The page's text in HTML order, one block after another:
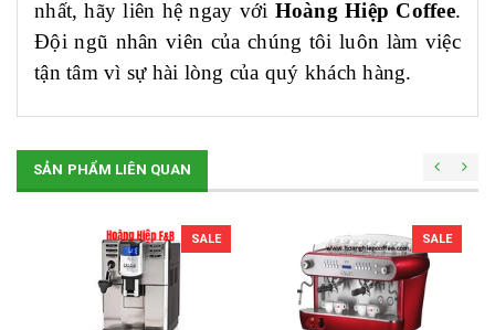
nhất, hãy liên hệ ngay với Hoàng Hiệp Coffee.
Đội ngũ nhân viên của chúng tôi luôn làm việc
tận tâm vì sự hài lòng của quý khách hàng.
SẢN PHẨM LIÊN QUAN
SALE SALE